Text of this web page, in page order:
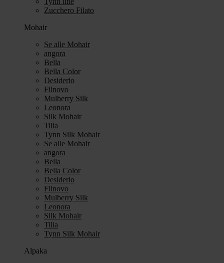
Zucchero Filato
Mohair
Se alle Mohair
angora
Bella
Bella Color
Desiderio
Filnovo
Mulberry Silk
Leonora
Silk Mohair
Tilia
Tynn Silk Mohair
Se alle Mohair
angora
Bella
Bella Color
Desiderio
Filnovo
Mulberry Silk
Leonora
Silk Mohair
Tilia
Tynn Silk Mohair
Alpaka